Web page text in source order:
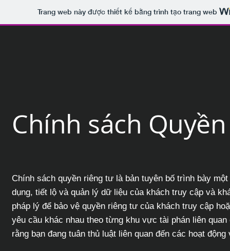
Trang web này được thiết kế bằng trình tạo trang web
Chính sách
Chính sách quyền riêng tư là bản tuyên bố trình bày
dụng, tiết lộ và quản lý dữ liệu của khách truy cập và
pháp lý để bảo vệ quyền riêng tư của khách truy cập
yêu cầu khác nhau theo từng khu vực tài phán liên
rằng bạn đang tuân thủ luật liên quan đến các hoạt